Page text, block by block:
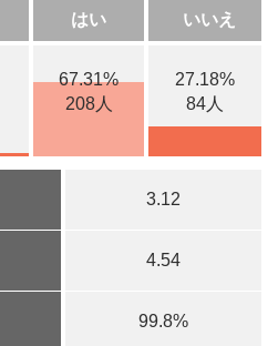
はい いいえ
67.31%
208人
27.18%
84人
3.12
4.54
99.8%